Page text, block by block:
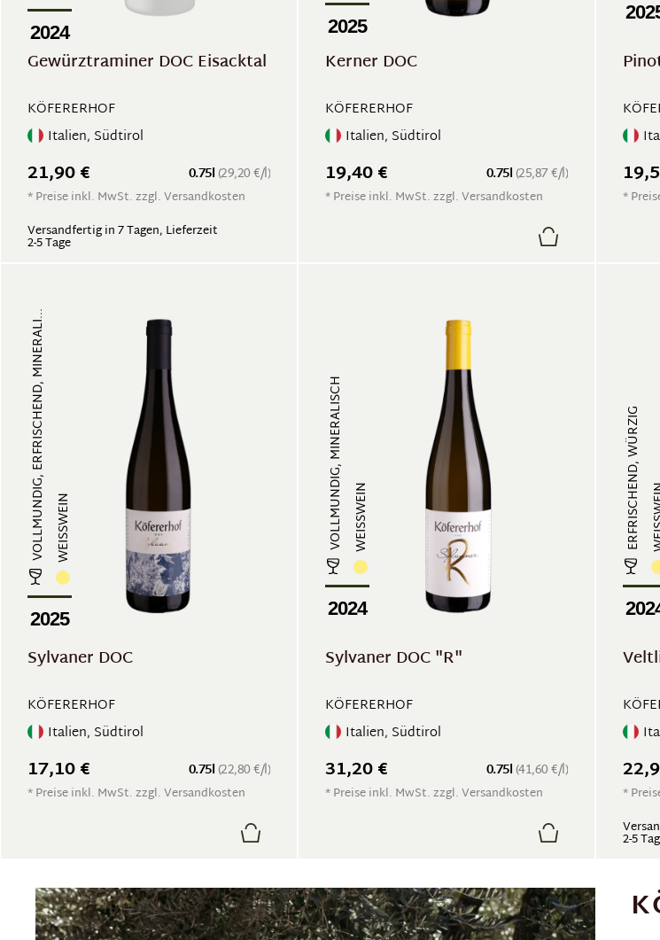
2024
Gewürztraminer DOC Eisacktal
KÖFERERHOF
Italien, Südtirol
0.75l (29,20 €/l)
21,90 €
* Preise inkl. MwSt. zzgl. Versandkosten
Versandfertig in 7 Tagen, Lieferzeit
2-5 Tage
2025
Kerner DOC
KÖFERERHOF
Italien, Südtirol
0.75l (25,87 €/l)
19,40 €
* Preise inkl. MwSt. zzgl. Versandkosten *
VOLLMUNDIG, ERFRISCHEND, MINERALI... WEISSWEIN
2025
Sylvaner DOC
KÖFERERHOF
Italien, Südtirol
0.75l (22,80 €/l)
17,10 €
* Preise inkl. MwSt. zzgl. Versandkosten
VOLLMUNDIG, MINERALISCH WEISSWEIN
2024
Sylvaner DOC "R"
KÖFERERHOF
Italien, Südtirol
0.75l (41,60 €/l)
31,20 €
* Preise inkl. MwSt. zzgl. Versandkosten
ERFRISCHEND, WÜRZIG
*
2-5